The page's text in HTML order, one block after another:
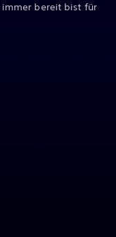
immer bereit bist für